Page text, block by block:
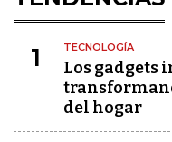
1 TECNOLOGÍA
Los gadgets
del hogar